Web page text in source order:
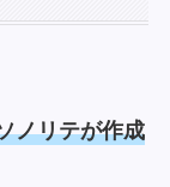
ノリテが作成